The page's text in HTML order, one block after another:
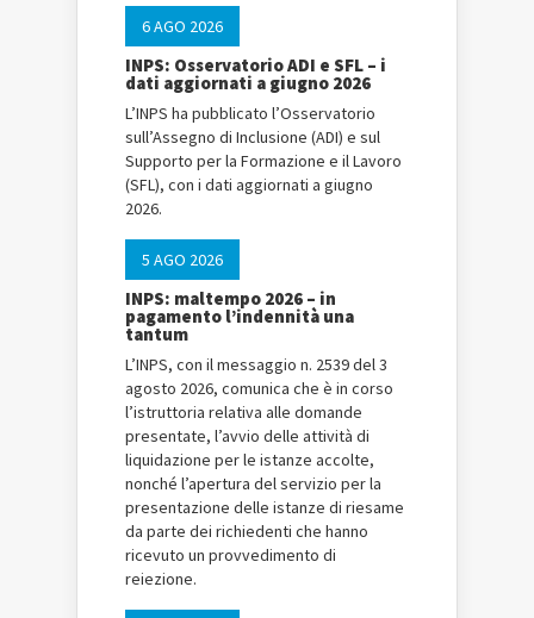
6 AGO 2026
INPS: Osservatorio ADI e SFL – i
dati aggiornati a giugno 2026
L’INPS ha pubblicato l’Osservatorio
sull’Assegno di Inclusione (ADI) e sul
Supporto per la Formazione e il Lavoro
(SFL), con i dati aggiornati a giugno
2026.
5 AGO 2026
INPS: maltempo 2026 – in
pagamento l’indennità una
tantum
L’INPS, con il messaggio n. 2539 del 3
agosto 2026, comunica che è in corso
l’istruttoria relativa alle domande
presentate, l’avvio delle attività di
liquidazione per le istanze accolte,
nonché l’apertura del servizio per la
presentazione delle istanze di riesame
da parte dei richiedenti che hanno
ricevuto un provvedimento di
reiezione.